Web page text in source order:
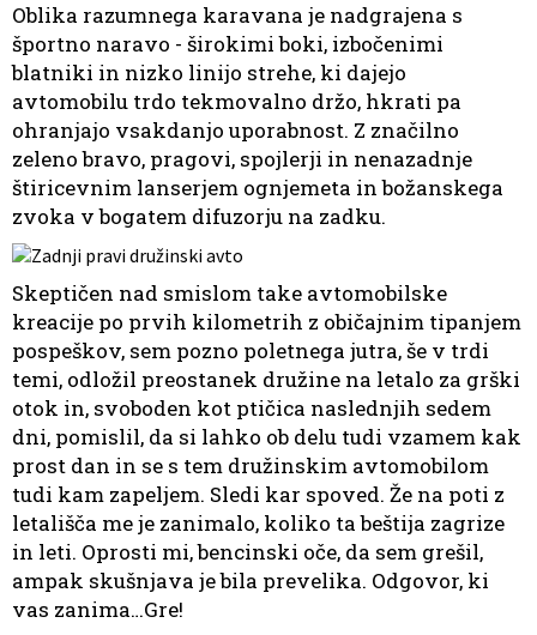
Oblika razumnega karavana je nadgrajena s
športno naravo - širokimi boki, izbočenimi
blatniki in nizko linijo strehe, ki dajejo
avtomobilu trdo tekmovalno držo, hkrati pa
ohranjajo vsakdanjo uporabnost. Z značilno
zeleno bravo, pragovi, spojlerji in nenazadnje
štiricevnim lanserjem ognjemeta in božanskega
zvoka v bogatem difuzorju na zadku.
Skeptičen nad smislom take avtomobilske
kreacije po prvih kilometrih z običajnim tipanjem
pospeškov, sem pozno poletnega jutra, še v trdi
temi, odložil preostanek družine na letalo za grški
otok in, svoboden kot ptičica naslednjih sedem
dni, pomislil, da si lahko ob delu tudi vzamem kak
prost dan in se s tem družinskim avtomobilom
tudi kam zapeljem. Sledi kar spoved. Že na poti z
letališča me je zanimalo, koliko ta beštija zagrize
in leti. Oprosti mi, bencinski oče, da sem grešil,
ampak skušnjava je bila prevelika. Odgovor, ki
vas zanima…Gre!